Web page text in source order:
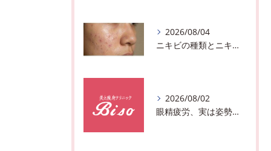
2026/08/04
ニキビの種類とニキビを作らないスキンケア方法♪千葉市中央区フェイシャルエステサロン
2026/08/02
眼精疲労、実は姿勢が原因かも?駅近おすすめメニュー全身リンパマッサージで全身スッキリ♪